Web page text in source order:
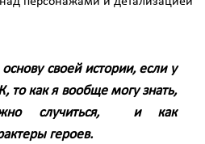
своей истории, если у
то как я вообще могу знать,
случиться, и как
героев.